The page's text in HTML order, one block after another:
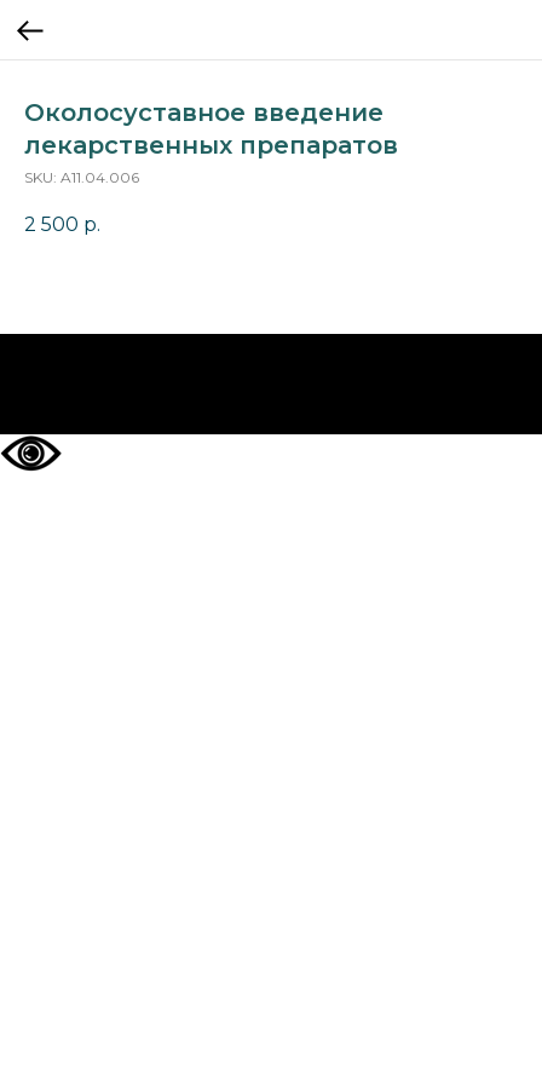
Околосуставное введение
лекарственных препаратов
SKU: A11.04.006
2 500 р.